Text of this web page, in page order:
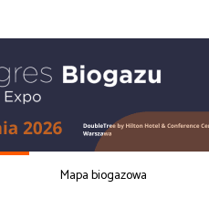
Mapa biogazowa